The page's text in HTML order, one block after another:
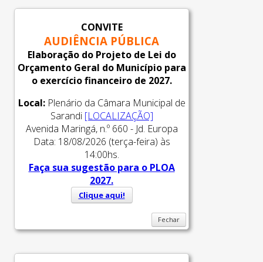
CONVITE
AUDIÊNCIA PÚBLICA
Elaboração do Projeto de Lei do
Orçamento Geral do Município para
o exercício financeiro de 2027.
Local:Plenário da Câmara Municipal de
Sarandi [LOCALIZAÇÃO]
Avenida Maringá, n.º 660 - Jd. Europa
Data: 18/08/2026 (terça-feira) às
14:00hs.
Faça sua sugestão para o PLOA
2027.
Clique aqui!
Fechar